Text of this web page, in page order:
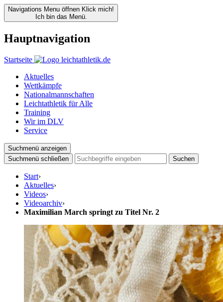
Navigations Menu öffnen Klick mich!
Ich bin das Menü.
Hauptnavigation
Startseite
Aktuelles
Wettkämpfe
Nationalmannschaften
Leichtathletik für Alle
Training
Wir im DLV
Service
Suchmenü anzeigen
Suchmenü schließen
Suchen
Start›
Aktuelles›
Videos›
Videoarchiv›
Maximilian March springt zu Titel Nr. 2